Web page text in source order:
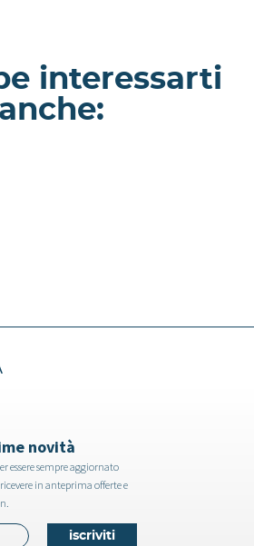
interessarti
anche:
novità
essere sempre aggiornato
in anteprima offerte e